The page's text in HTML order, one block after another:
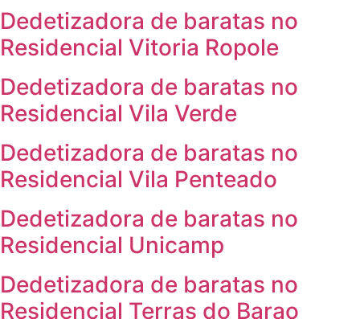
Dedetizadora de baratas no
Residencial Vitoria Ropole
Dedetizadora de baratas no
Residencial Vila Verde
Dedetizadora de baratas no
Residencial Vila Penteado
Dedetizadora de baratas no
Residencial Unicamp
Dedetizadora de baratas no
Residencial Terras do Barao